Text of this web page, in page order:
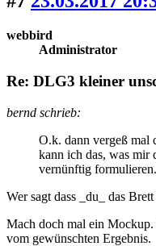
webbird
Administrator
Re: DLG3 kleiner
bernd schrieb:
O.k. dann vergeß mal
kann ich das, was
vernünftig formulieren.
Wer sagt dass _du_ das
Mach doch mal ein
vom gewünschten Ergebnis.